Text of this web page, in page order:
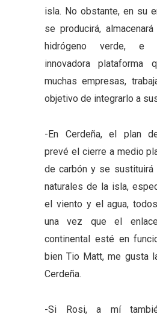
isla. No obstante, en su
se producirá,
hidrógeno verde, e
innovadora plataforma
muchas empresas,
objetivo de integrarlo a
-En Cerdeña, el plan
prevé el cierre a medio
de carbón y se sustituirá
naturales de la isla,
el viento y el agua,
una vez que el
continental esté en
bien Tio Matt, me gusta
Cerdeña.
-Si Rosi, a mí